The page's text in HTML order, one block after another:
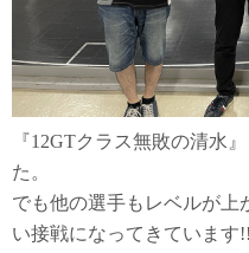
『12GTクラス無敗の清水
た。
でも他の選手もレベルが上
い接戦になってきています!!